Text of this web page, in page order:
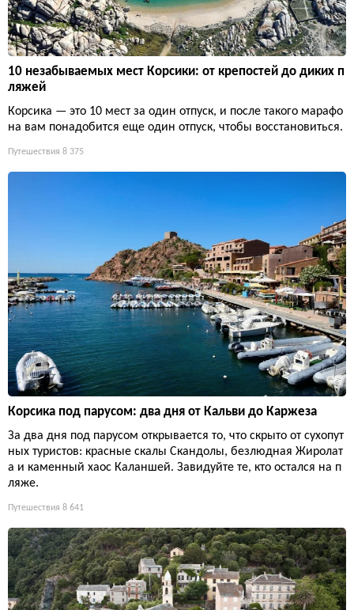
10 незабываемых мест Корсики: от крепостей до диких п
ляжей
Корсика — это 10 мест за один отпуск, и после такого марафо
на вам понадобится еще один отпуск, чтобы восстановиться.
Путешествия 8 375
Корсика под парусом: два дня от Кальви до Каржеза
За два дня под парусом открывается то, что скрыто от сухопут
ных туристов: красные скалы Скандолы, безлюдная Жиролат
а и каменный хаос Каланшей. Завидуйте те, кто остался на п
ляже.
Путешествия 8 641